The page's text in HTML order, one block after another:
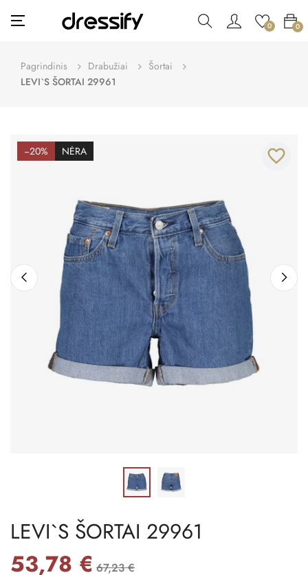
Toggle
navigation
☰ 0 0
Pagrindinis Drabužiai
Šortai
LEVI`S ŠORTAI 29961
−20% NĖRA favorite_border
LEVI`S ŠORTAI 29961
53,78 € 67,23 €